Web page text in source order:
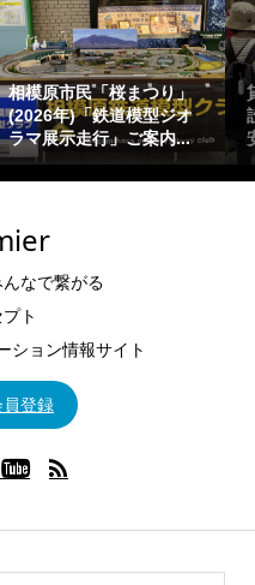
相模原市民「桜まつり」
(2026年)「鉄道模型ジオ
ラマ展示走行」ご案内...
なで繋がる
ト
ション情報サイト
登録